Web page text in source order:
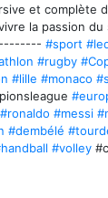
et complète
la passion du
#sport
#rugby
#lille #monaco
#ronaldo #messi
#dembélé
#volley